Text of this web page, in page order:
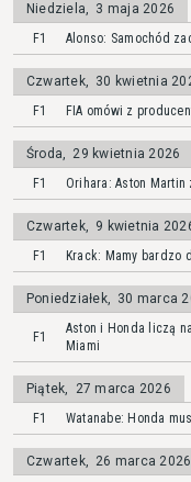
Niedziela, 3 maja 2026
F1
Alonso: Samochód
Czwartek, 30 kwietnia
F1
FIA omówi z
Środa, 29 kwietnia 2026
F1
Orihara: Aston
Czwartek, 9 kwietnia
F1
Krack: Mamy bardzo
Poniedziałek, 30 marca
F1
Aston i Honda liczą
Miami
Piątek,
27 marca 2026
F1
Watanabe: Honda
Czwartek, 26 marca 2026